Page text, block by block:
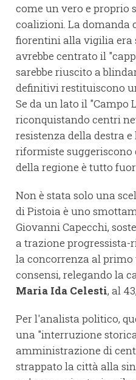
come un vero e proprio
coalizioni. La domanda
fiorentini alla vigilia era
avrebbe centrato il
sarebbe riuscito a
definitivi restituiscono
Se da un lato il "Campo
riconquistando centri
resistenza della destra
riformiste
della regione è tutto
Non è stata solo una
di Pistoia è uno
Giovanni Capecchi,
a trazione
la concorrenza al primo
consensi, relegando la
Maria Ida Celesti, al
Per l'analista politico,
una "interruzione
amministrazione di
strappato la città alla